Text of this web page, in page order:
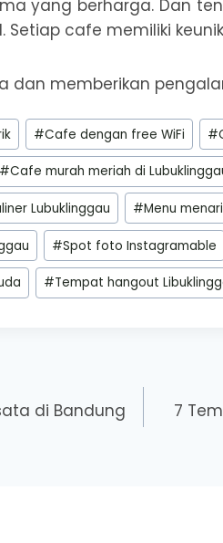
yang berharga. Dan
Setiap cafe memiliki
dan memberikan
#Cafe dengan free WiFi #
#Cafe murah meriah di
Lubuklinggau #Menu
#Spot foto Instagramable
#Tempat hangout
di Bandung
7